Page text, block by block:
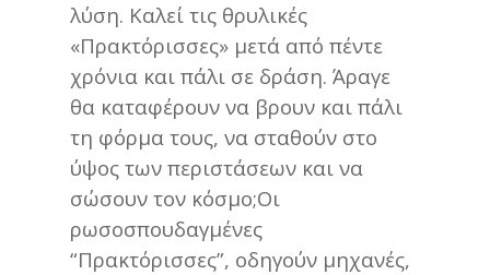
λύση. Καλεί τις θρυλικές
«Πρακτόρισσες» μετά από πέντε
χρόνια και πάλι σε δράση. Άραγε
θα καταφέρουν να βρουν και πάλι
τη φόρμα τους, να σταθούν στο
ύψος των περιστάσεων και να
σώσουν τον κόσμο;Οι
ρωσοσπουδαγμένες
“Πρακτόρισσες”, οδηγούν μηχανές,